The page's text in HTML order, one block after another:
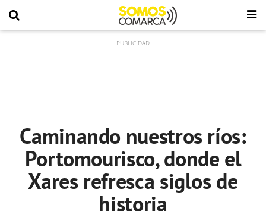
Caminando nuestros ríos:
Portomourisco, donde el
Xares refresca siglos de
historia